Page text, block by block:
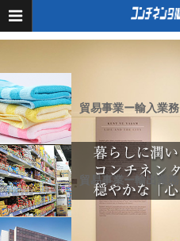
貿易事業ー輸入業務
貿易事業ー輸出業務